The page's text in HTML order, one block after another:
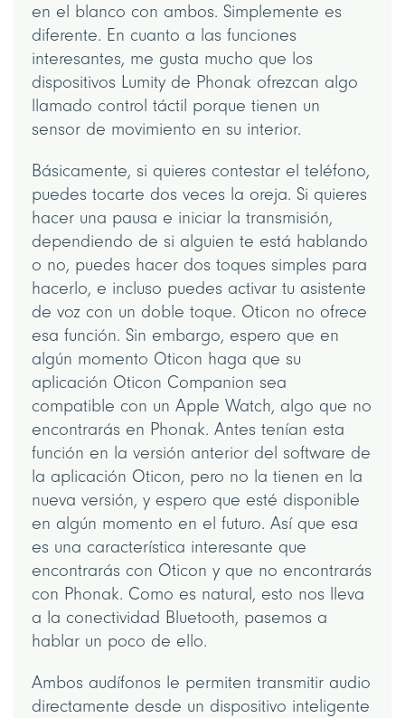
en el blanco con ambos. Simplemente es
diferente. En cuanto a las funciones
interesantes, me gusta mucho que los
dispositivos Lumity de Phonak ofrezcan algo
llamado control táctil porque tienen un
sensor de movimiento en su interior.
Básicamente, si quieres contestar el teléfono,
puedes tocarte dos veces la oreja. Si quieres
hacer una pausa e iniciar la transmisión,
dependiendo de si alguien te está hablando
o no, puedes hacer dos toques simples para
hacerlo, e incluso puedes activar tu asistente
de voz con un doble toque. Oticon no ofrece
esa función. Sin embargo, espero que en
algún momento Oticon haga que su
aplicación Oticon Companion sea
compatible con un Apple Watch, algo que no
encontrarás en Phonak. Antes tenían esta
función en la versión anterior del software de
la aplicación Oticon, pero no la tienen en la
nueva versión, y espero que esté disponible
en algún momento en el futuro. Así que esa
es una característica interesante que
encontrarás con Oticon y que no encontrarás
con Phonak. Como es natural, esto nos lleva
a la conectividad Bluetooth, pasemos a
hablar un poco de ello.
Ambos audífonos le permiten transmitir audio
directamente desde un dispositivo inteligente